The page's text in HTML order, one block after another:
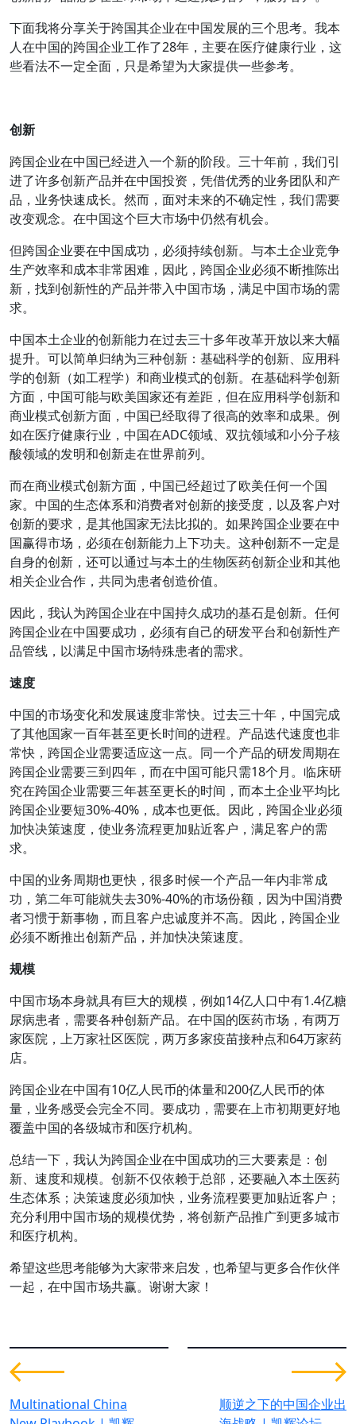
下面我将分享关于跨国其企业在中国发展的三个思考。我本
人在中国的跨国企业工作了28年，主要在医疗健康行业，这
些看法不一定全面，只是希望为大家提供一些参考。
创新
跨国企业在中国已经进入一个新的阶段。三十年前，我们引
进了许多创新产品并在中国投资，凭借优秀的业务团队和产
品，业务快速成长。然而，面对未来的不确定性，我们需要
改变观念。在中国这个巨大市场中仍然有机会。
但跨国企业要在中国成功，必须持续创新。与本土企业竞争
生产效率和成本非常困难，因此，跨国企业必须不断推陈出
新，找到创新性的产品并带入中国市场，满足中国市场的需
求。
中国本土企业的创新能力在过去三十多年改革开放以来大幅
提升。可以简单归纳为三种创新：基础科学的创新、应用科
学的创新（如工程学）和商业模式的创新。在基础科学创新
方面，中国可能与欧美国家还有差距，但在应用科学创新和
商业模式创新方面，中国已经取得了很高的效率和成果。例
如在医疗健康行业，中国在ADC领域、双抗领域和小分子核
酸领域的发明和创新走在世界前列。
而在商业模式创新方面，中国已经超过了欧美任何一个国
家。中国的生态体系和消费者对创新的接受度，以及客户对
创新的要求，是其他国家无法比拟的。如果跨国企业要在中
国赢得市场，必须在创新能力上下功夫。这种创新不一定是
自身的创新，还可以通过与本土的生物医药创新企业和其他
相关企业合作，共同为患者创造价值。
因此，我认为跨国企业在中国持久成功的基石是创新。任何
跨国企业在中国要成功，必须有自己的研发平台和创新性产
品管线，以满足中国市场特殊患者的需求。
速度
中国的市场变化和发展速度非常快。过去三十年，中国完成
了其他国家一百年甚至更长时间的进程。产品迭代速度也非
常快，跨国企业需要适应这一点。同一个产品的研发周期在
跨国企业需要三到四年，而在中国可能只需18个月。临床研
究在跨国企业需要三年甚至更长的时间，而本土企业平均比
跨国企业要短30%-40%，成本也更低。因此，跨国企业必须
加快决策速度，使业务流程更加贴近客户，满足客户的需
求。
中国的业务周期也更快，很多时候一个产品一年内非常成
功，第二年可能就失去30%-40%的市场份额，因为中国消费
者习惯于新事物，而且客户忠诚度并不高。因此，跨国企业
必须不断推出创新产品，并加快决策速度。
规模
中国市场本身就具有巨大的规模，例如14亿人口中有1.4亿糖
尿病患者，需要各种创新产品。在中国的医药市场，有两万
家医院，上万家社区医院，两万多家疫苗接种点和64万家药
店。
跨国企业在中国有10亿人民币的体量和200亿人民币的体
量，业务感受会完全不同。要成功，需要在上市初期更好地
覆盖中国的各级城市和医疗机构。
总结一下，我认为跨国企业在中国成功的三大要素是：创
新、速度和规模。创新不仅依赖于总部，还要融入本土医药
生态体系；决策速度必须加快，业务流程要更加贴近客户；
充分利用中国市场的规模优势，将创新产品推广到更多城市
和医疗机构。
希望这些思考能够为大家带来启发，也希望与更多合作伙伴
一起，在中国市场共赢。谢谢大家！
Multinational China
顺逆之下的中国企业出